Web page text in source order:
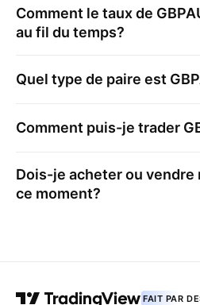
Comment le taux de
au fil du temps?
Quel type de paire est
Comment puis-je trader
Dois-je acheter ou vendre
ce moment?
FAIT PAR